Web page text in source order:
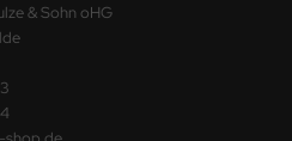
& Sohn oHG